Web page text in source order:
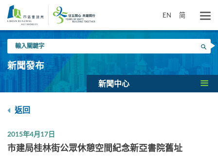
要
EN 简
入
關
鍵
搜尋
新聞發布
新聞中心
返回
2015年4月17日
市建局桂林街公眾休憩空間紀念新亞書院舊址